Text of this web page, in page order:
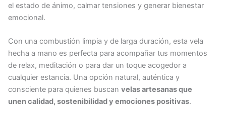
el estado de ánimo, calmar tensiones y generar bienestar
emocional.
Con una combustión limpia y de larga duración, esta vela
hecha a mano es perfecta para acompañar tus momentos
de relax, meditación o para dar un toque acogedor a
cualquier estancia. Una opción natural, auténtica y
consciente para quienes buscan velas artesanas que
unen calidad, sostenibilidad y emociones positivas.